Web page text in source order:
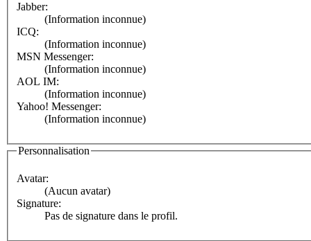
Jabber:
(Information inconnue)
ICQ:
(Information inconnue)
MSN Messenger:
(Information inconnue)
AOL IM:
(Information inconnue)
Yahoo! Messenger:
(Information inconnue)
Personnalisation
Avatar:
(Aucun avatar)
Signature:
Pas de signature dans le profil.